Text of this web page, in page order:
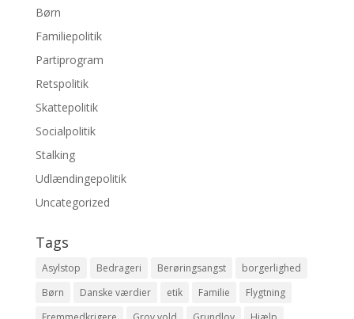
Børn
Familiepolitik
Partiprogram
Retspolitik
Skattepolitik
Socialpolitik
Stalking
Udlændingepolitik
Uncategorized
Tags
Asylstop Bedrageri Berøringsangst
borgerlighed
Børn
Danske værdier etik Familie
Flygtning